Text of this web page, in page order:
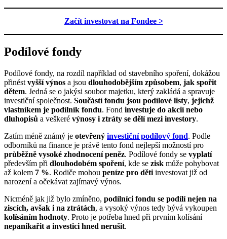
Začít investovat na Fondee >
Podílové fondy
Podílové fondy, na rozdíl například od stavebního spoření, dokážou
přinést vyšší výnos a jsou dlouhodobějším způsobem, jak spořit
dětem. Jedná se o jakýsi soubor majetku, který zakládá a spravuje
investiční společnost. Součástí fondu jsou podílové listy, jejichž
vlastníkem je podílník fondu. Fond investuje do akcií nebo
dluhopisů a veškeré výnosy i ztráty se dělí mezi investory.
Zatím méně známý je otevřený investiční podílový fond. Podle
odborníků na finance je právě tento fond nejlepší možností pro
průběžně vysoké zhodnocení peněz. Podílové fondy se vyplatí
především při dlouhodobém spoření, kde se zisk může pohybovat
až kolem 7 %. Rodiče mohou peníze pro děti investovat již od
narození a očekávat zajímavý výnos.
Nicméně jak již bylo zmíněno, podílníci fondu se podílí nejen na
ziscích, avšak i na ztrátách, a vysoký výnos tedy bývá vykoupen
kolísáním hodnoty. Proto je potřeba hned při prvním kolísání
nepanikařit a investici hned nerušit.